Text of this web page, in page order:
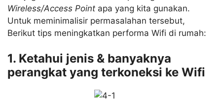
Wireless/Access Point apa yang kita gunakan.
Untuk meminimalisir permasalahan tersebut,
Berikut tips meningkatkan performa Wifi di rumah:
1. Ketahui jenis & banyaknya
perangkat yang terkoneksi ke Wifi